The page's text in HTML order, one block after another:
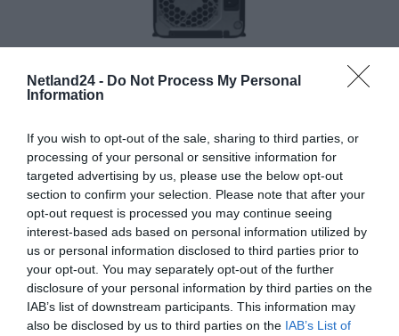
Netland24 - Do Not Process My Personal
Information
If you wish to opt-out of the sale, sharing to third parties, or
processing of your personal or sensitive information for
targeted advertising by us, please use the below opt-out
section to confirm your selection. Please note that after your
opt-out request is processed you may continue seeing
interest-based ads based on personal information utilized by
us or personal information disclosed to third parties prior to
your opt-out. You may separately opt-out of the further
disclosure of your personal information by third parties on the
IAB’s list of downstream participants. This information may
also be disclosed by us to third parties on the IAB’s List of
1 port USB-C ® o przepustowości 10 Gb/s
3 porty USB-A o przepustowości 5 Gb/s
1 gniazdo combo (słuchawki/mikrofon)
4 porty USB-A 2.0
1 port HDMI 1.4b
1 złącze DisplayPort™1.4a
1 port RJ-45